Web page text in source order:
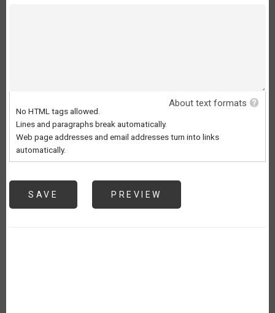
About text formats
No HTML tags allowed.
Lines and paragraphs break automatically.
Web page addresses and email addresses turn into links
automatically.